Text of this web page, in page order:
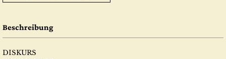
Beschreibung
DISKURS